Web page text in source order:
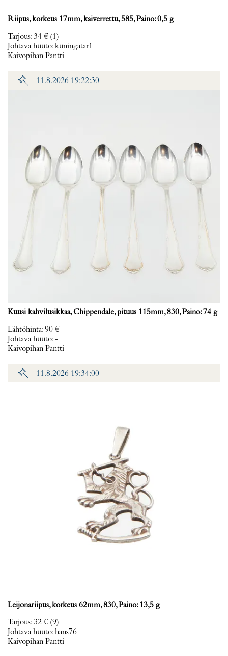
Riipus, korkeus 17mm, kaiverrettu, 585, Paino: 0,5 g
Tarjous:34 € (1)
Johtava huuto:kuningatar1_
Kaivopihan Pantti
11.8.2026 19:22:30
Kuusi kahvilusikkaa, Chippendale, pituus 115mm, 830, Paino: 74 g
Lähtöhinta:90 €
Johtava huuto:-
Kaivopihan Pantti
11.8.2026 19:34:00
Leijonariipus, korkeus 62mm, 830, Paino: 13,5 g
Tarjous:32 € (9)
Johtava huuto:hans76
Kaivopihan Pantti